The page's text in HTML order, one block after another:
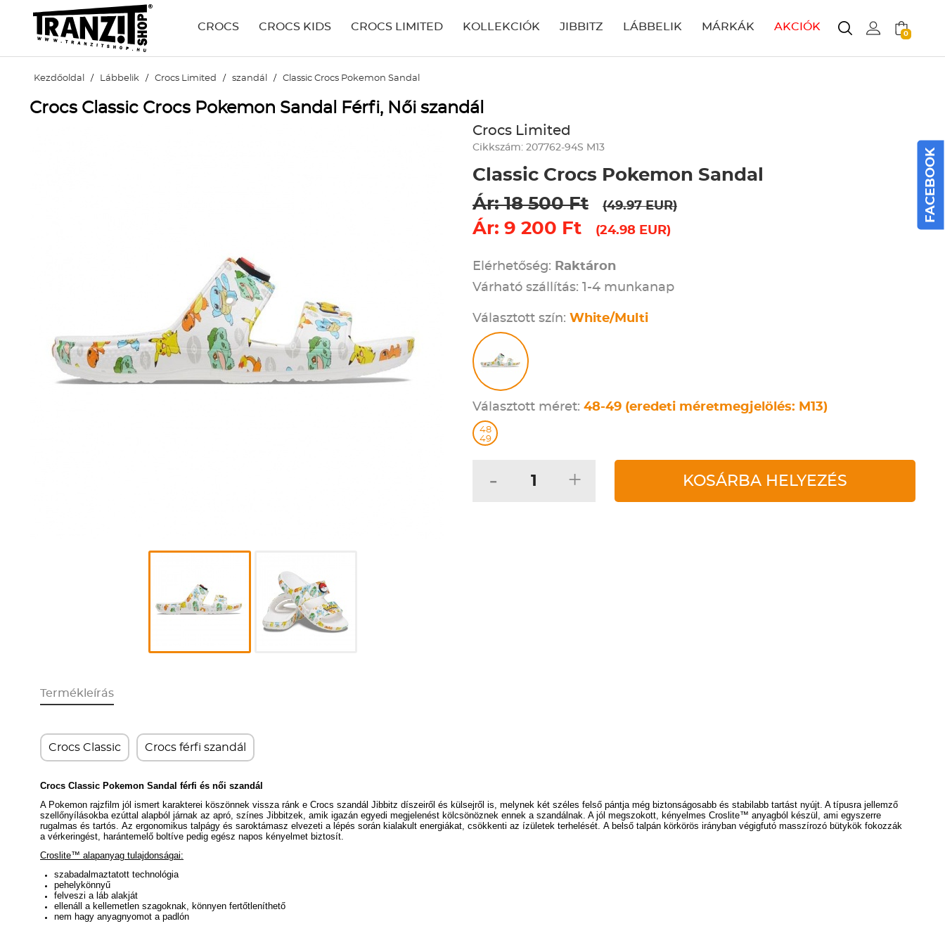
CROCS CROCS KIDS CROCS LIMITED KOLLEKCIÓK JIBBITZ LÁBBELIK MÁRKÁK AKCIÓK
0
Kezdőoldal / Lábbelik / Crocs Limited / szandál / Classic Crocs Pokemon Sandal
Crocs Classic Crocs Pokemon Sandal Férfi, Női szandál
Crocs Limited
Cikkszám: 207762-94S M13
Classic Crocs Pokemon Sandal
Ár: 18 500 Ft
(49.97 EUR)
Ár: 9 200 Ft (24.98 EUR)
Elérhetőség: Raktáron
Várható szállítás: 1-4 munkanap
Választott szín: White/Multi
Választott méret: 48-49 (eredeti méretmegjelölés: M13)
48
49
- + KOSÁRBA HELYEZÉS
Termékleírás
Crocs Classic Crocs férfi szandál
Crocs Classic Pokemon Sandal férfi és női szandál
A Pokemon rajzfilm jól ismert karakterei köszönnek vissza ránk e Crocs szandál Jibbitz díszeiről és külsejről is, melynek két széles felső pántja még biztonságosabb és stabilabb tartást nyújt. A típusra jellemző
szellőnyílásokba ezúttal alapból járnak az apró, színes Jibbitzek, amik igazán egyedi megjelenést kölcsönöznek ennek a szandálnak. A jól megszokott, kényelmes Croslite™ anyagból készül, ami egyszerre
rugalmas és tartós. Az ergonomikus talpágy és saroktámasz elvezeti a lépés során kialakult energiákat, csökkenti az ízületek terhelését. A belső talpán körkörös irányban végigfutó masszírozó bütykök fokozzák
a vérkeringést, harántemelő boltíve pedig egész napos kényelmet biztosít.
Croslite™ alapanyag tulajdonságai:
szabadalmaztatott technológia
pehelykönnyű
felveszi a láb alakját
ellenáll a kellemetlen szagoknak, könnyen fertőtleníthető
nem hagy anyagnyomot a padlón
FACEBOOK